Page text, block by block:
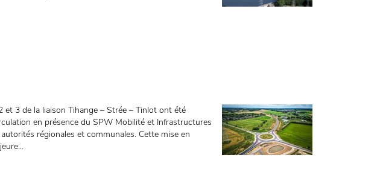
et 3 de la liaison Tihange – Strée – Tinlot ont été
en présence du SPW Mobilité et Infrastructures
régionales et communales. Cette mise en